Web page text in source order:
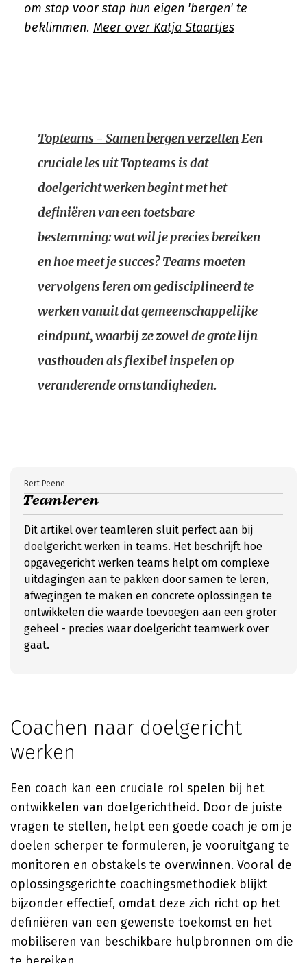
om stap voor stap hun eigen 'bergen' te
beklimmen. Meer over Katja Staartjes
Topteams - Samen bergen verzettenEen
cruciale les uit Topteams is dat
doelgericht werken begint met het
definiëren van een toetsbare
bestemming: wat wil je precies bereiken
en hoe meet je succes? Teams moeten
vervolgens leren om gedisciplineerd te
werken vanuit dat gemeenschappelijke
eindpunt, waarbij ze zowel de grote lijn
vasthouden als flexibel inspelen op
veranderende omstandigheden.
Teamleren
Bert Peene
Dit artikel over teamleren sluit perfect aan bij
doelgericht werken in teams. Het beschrijft hoe
opgavegericht werken teams helpt om complexe
uitdagingen aan te pakken door samen te leren,
afwegingen te maken en concrete oplossingen te
ontwikkelen die waarde toevoegen aan een groter
geheel - precies waar doelgericht teamwerk over
gaat.
Coachen naar doelgericht
werken
Een coach kan een cruciale rol spelen bij het
ontwikkelen van doelgerichtheid. Door de juiste
vragen te stellen, helpt een goede coach je om je
doelen scherper te formuleren, je vooruitgang te
monitoren en obstakels te overwinnen. Vooral de
oplossingsgerichte coachingsmethodiek blijkt
bijzonder effectief, omdat deze zich richt op het
definiëren van een gewenste toekomst en het
mobiliseren van beschikbare hulpbronnen om die